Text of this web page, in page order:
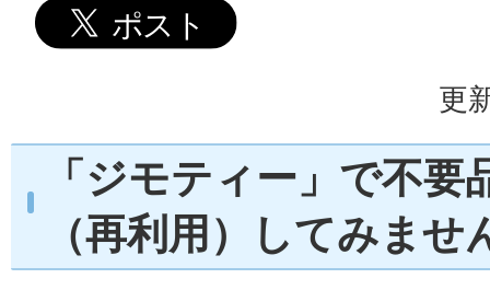
更
「ジモティー」で不要
（再利用）してみませ